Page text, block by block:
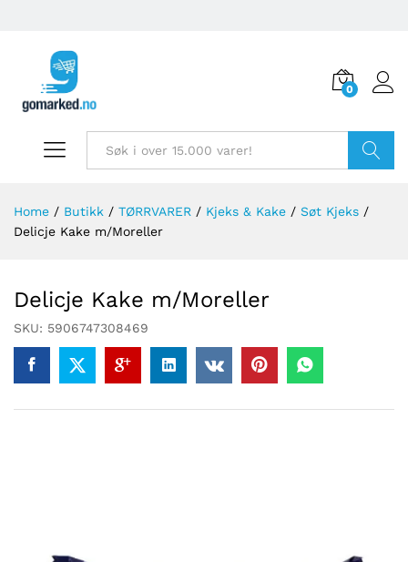
0
Home / Butikk / TØRRVARER / Kjeks & Kake / Søt Kjeks /
Delicje Kake m/Moreller
Delicje Kake m/Moreller
SKU: 5906747308469